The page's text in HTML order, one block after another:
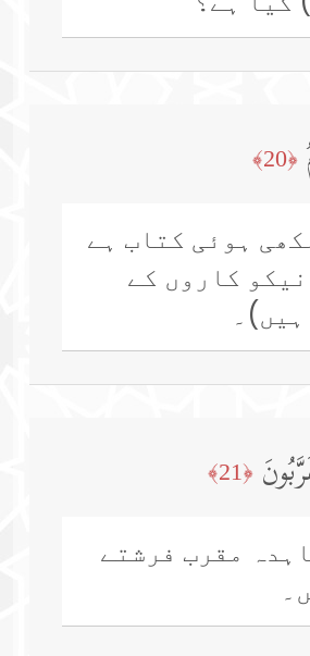
﴿20﴾
ہوئی کتاب ہے
کاروں کے
﴿21﴾
مقرب فرشتے